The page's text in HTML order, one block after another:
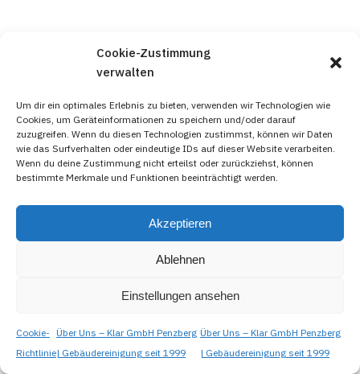
Cookie-Zustimmung
verwalten
Um dir ein optimales Erlebnis zu bieten, verwenden wir Technologien wie
Cookies, um Geräteinformationen zu speichern und/oder darauf
zuzugreifen. Wenn du diesen Technologien zustimmst, können wir Daten
wie das Surfverhalten oder eindeutige IDs auf dieser Website verarbeiten.
Wenn du deine Zustimmung nicht erteilst oder zurückziehst, können
bestimmte Merkmale und Funktionen beeinträchtigt werden.
Akzeptieren
Ablehnen
Einstellungen ansehen
Cookie-
Richtlinie
Über Uns – Klar GmbH Penzberg
| Gebäudereinigung seit 1999
Über Uns – Klar GmbH Penzberg
| Gebäudereinigung seit 1999